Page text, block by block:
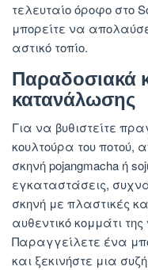
τελευταίο όροφο στο
μπορείτε να
αστικό τοπίο.
Παραδοσιακά
κατανάλωσης
Για να βυθιστείτε
κουλτούρα του ποτού,
σκηνή pojangmacha ή
εγκαταστάσεις,
σκηνή με πλαστικές
αυθεντικό κομμάτι
Παραγγείλετε ένα
και ξεκινήστε μια